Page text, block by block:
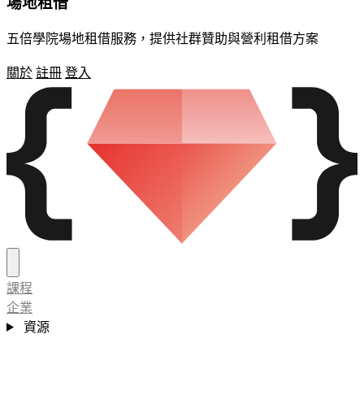
五倍學院場地租借服務，提供社群贊助與營利租借方案
關於 註冊 登入
課程
企業
資源